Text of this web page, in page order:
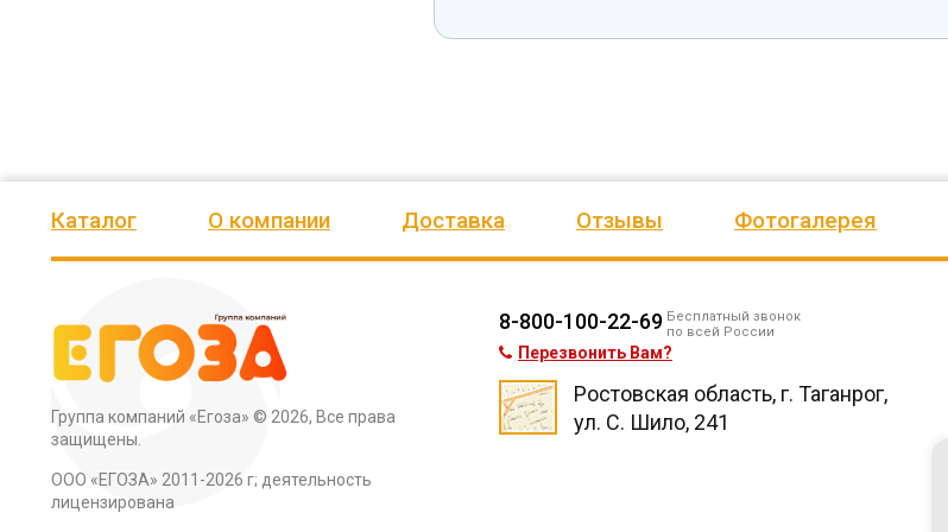
Каталог О компании Доставка Отзывы Фотогалерея
Группа компаний «Егоза» © 2026, Все права
защищены.
ООО «ЕГОЗА» 2011-2026 г; деятельность
лицензирована
8-800-100-22-69 Бесплатный звонок
по всей России
Перезвонить Вам?
Ростовская область, г. Таганрог,
ул. С. Шило, 241